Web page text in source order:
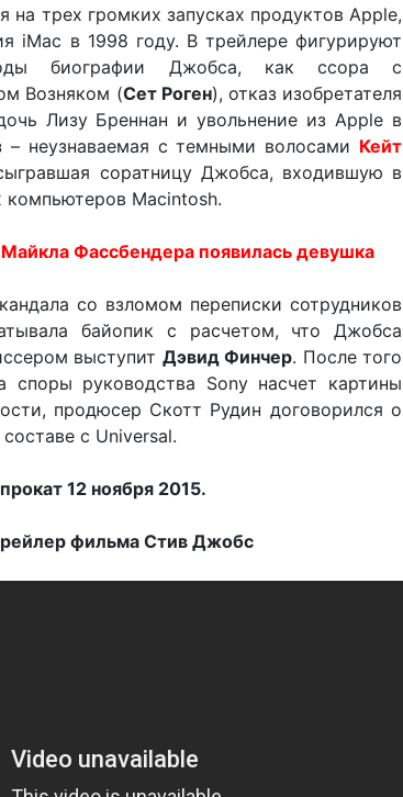
трех громких запусках продуктов Apple,
iMac в 1998 году. В трейлере фигурируют
биографии Джобса, как ссора с
Возняком (Сет Роген), отказ изобретателя
Лизу Бреннан и увольнение из Apple в
– неузнаваемая с темными волосами Кейт
соратницу Джобса, входившую в
компьютеров Macintosh.
Фассбендера появилась девушка
со взломом переписки сотрудников
байопик с расчетом, что Джобса
выступит Дэвид Финчер. После того
руководства Sony насчет картины
продюсер Скотт Рудин договорился о
с Universal.
12 ноября 2015.
фильма Стив Джобс